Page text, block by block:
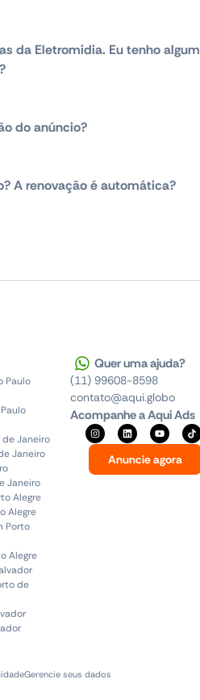
da Eletromidia. Eu tenho algum
do anúncio?
A renovação é automática?
Paulo
de Janeiro
Janeiro
Janeiro
Alegre
Alegre
Porto
Alegre
de
Quer uma ajuda?
(11) 99608-8598
contato@aqui.globo
Acompanhe a Aqui Ads
Anuncie agora
Gerencie seus dados